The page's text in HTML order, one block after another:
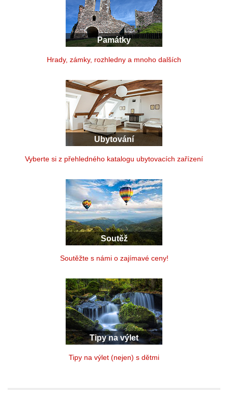
Památky
Hrady, zámky, rozhledny a mnoho dalších
Ubytování
Vyberte si z přehledného katalogu ubytovacích zařízení
Soutěž
Soutěžte s námi o zajímavé ceny!
Tipy na výlet
Tipy na výlet (nejen) s dětmi